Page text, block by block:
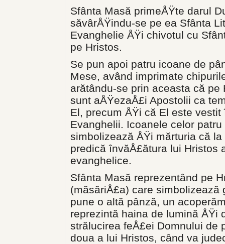
Sfânta Masă primeÅŸte darul
săvârÅŸindu-se pe ea Sfânta
Evanghelie ÅŸi chivotul cu
pe Hristos.
Se pun apoi patru icoane de
Mese, având imprimate
arătându-se prin aceasta că pe
sunt aÅŸezaÅ£i Apostolii ca
El, precum ÅŸi că El este
Evanghelii. Icoanele celor
simbolizează ÅŸi mărturia că
predică învăÅ£ătura lui Hristos
evanghelice.
Sfânta Masă reprezentând pe
(măsăriÅ£a) care
pune o altă pânză, un
reprezintă haina de lumină ÅŸi
strălucirea feÅ£ei Domnului de
doua a lui Hristos, când va